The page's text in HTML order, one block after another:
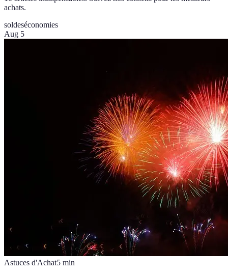
achats.
soldeséconomies
Aug 5
Astuces d'Achat5 min